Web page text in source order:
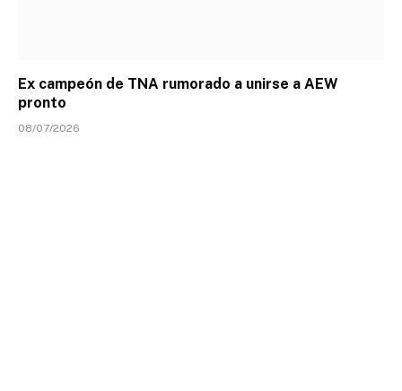
Ex campeón de TNA rumorado a unirse a AEW
pronto
08/07/2026